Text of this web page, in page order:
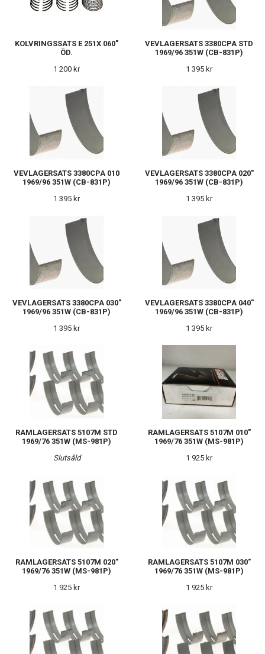
KOLVRINGSSATS E 251X 060"
ÖD.
1 200 kr
VEVLAGERSATS 3380CPA STD
1969/96 351W (CB-831P)
1 395 kr
VEVLAGERSATS 3380CPA 010
1969/96 351W (CB-831P)
1 395 kr
VEVLAGERSATS 3380CPA 020"
1969/96 351W (CB-831P)
1 395 kr
VEVLAGERSATS 3380CPA 030"
1969/96 351W (CB-831P)
1 395 kr
VEVLAGERSATS 3380CPA 040"
1969/96 351W (CB-831P)
1 395 kr
RAMLAGERSATS 5107M STD
1969/76 351W (MS-981P)
Slutsåld
RAMLAGERSATS 5107M 010"
1969/76 351W (MS-981P)
1 925 kr
RAMLAGERSATS 5107M 020"
1969/76 351W (MS-981P)
1 925 kr
RAMLAGERSATS 5107M 030"
1969/76 351W (MS-981P)
1 925 kr